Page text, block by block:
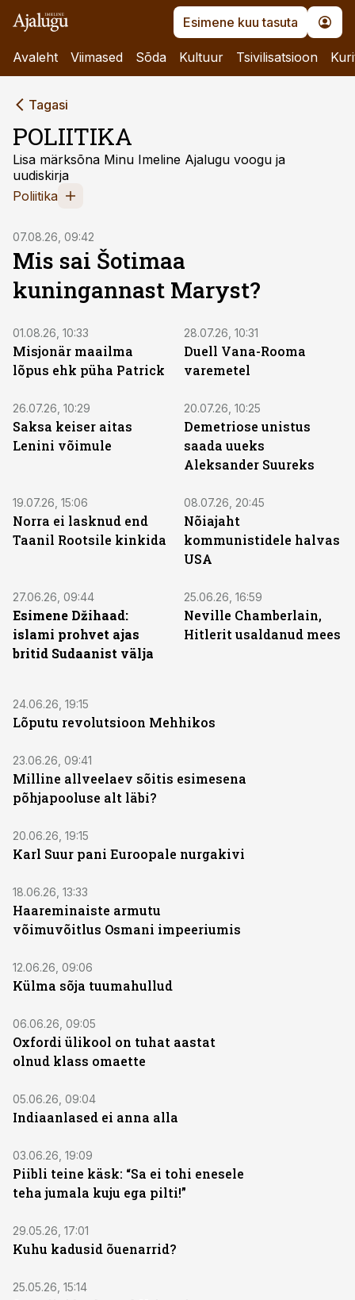
Esimene kuu tasuta
Avaleht Viimased Sõda Kultuur Tsivilisatsioon
Tagasi
POLIITIKA
Lisa märksõna Minu Imeline Ajalugu voogu ja
uudiskirja
Poliitika
07.08.26, 09:42
Mis sai Šotimaa
kuningannast Maryst?
01.08.26, 10:33
Misjonär maailma
lõpus ehk püha Patrick
28.07.26, 10:31
Duell Vana-Rooma
varemetel
26.07.26, 10:29
Saksa keiser aitas
Lenini võimule
20.07.26, 10:25
Demetriose unistus
saada uueks
Aleksander Suureks
19.07.26, 15:06
Norra ei lasknud end
Taanil Rootsile kinkida
08.07.26, 20:45
Nõiajaht
kommunistidele halvas
USA
27.06.26, 09:44
Esimene Džihaad:
islami prohvet ajas
britid Sudaanist välja
25.06.26, 16:59
Neville Chamberlain,
Hitlerit usaldanud mees
24.06.26, 19:15
Lõputu revolutsioon Mehhikos
23.06.26, 09:41
Milline allveelaev sõitis esimesena
põhjapooluse alt läbi?
20.06.26, 19:15
Karl Suur pani Euroopale nurgakivi
18.06.26, 13:33
Haareminaiste armutu
võimuvõitlus Osmani impeeriumis
12.06.26, 09:06
Külma sõja tuumahullud
06.06.26, 09:05
Oxfordi ülikool on tuhat aastat
olnud klass omaette
05.06.26, 09:04
Indiaanlased ei anna alla
03.06.26, 19:09
Piibli teine käsk: “Sa ei tohi enesele
teha jumala kuju ega pilti!”
29.05.26, 17:01
Kuhu kadusid õuenarrid?
25.05.26, 15:14